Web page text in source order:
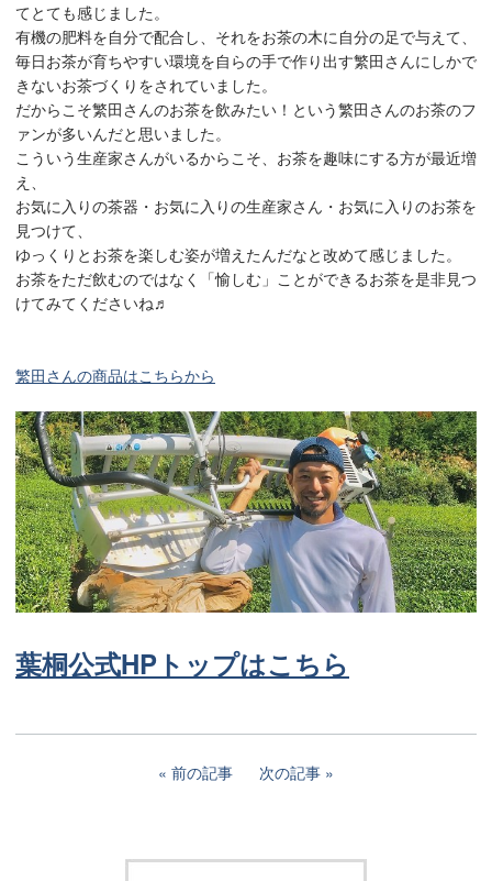
てとても感じました。
有機の肥料を自分で配合し、それをお茶の木に自分の足で与えて、
毎日お茶が育ちやすい環境を自らの手で作り出す繁田さんにしかで
きないお茶づくりをされていました。
だからこそ繁田さんのお茶を飲みたい！という繁田さんのお茶のフ
ァンが多いんだと思いました。
こういう生産家さんがいるからこそ、お茶を趣味にする方が最近増
え、
お気に入りの茶器・お気に入りの生産家さん・お気に入りのお茶を
見つけて、
ゆっくりとお茶を楽しむ姿が増えたんだなと改めて感じました。
お茶をただ飲むのではなく「愉しむ」ことができるお茶を是非見つ
けてみてくださいね♬
繁田さんの商品はこちらから
葉桐公式HPトップはこちら
前の記事 次の記事